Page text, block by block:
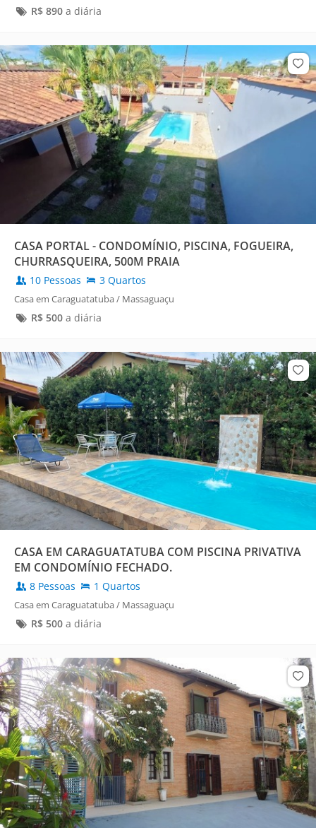
R$ 890a diária
CASA PORTAL - CONDOMÍNIO, PISCINA, FOGUEIRA,
CHURRASQUEIRA, 500M PRAIA
10 Pessoas 3 Quartos
Casa em Caraguatatuba / Massaguaçu
R$ 500a diária
CASA EM CARAGUATATUBA COM PISCINA PRIVATIVA
EM CONDOMÍNIO FECHADO.
8 Pessoas 1 Quartos
Casa em Caraguatatuba / Massaguaçu
R$ 500a diária